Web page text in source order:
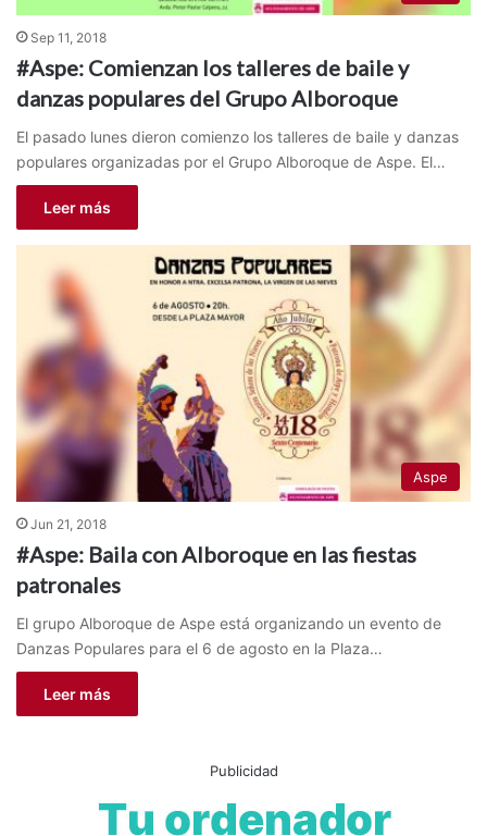
Sep 11, 2018
#Aspe: Comienzan los talleres de baile y
danzas populares del Grupo Alboroque
El pasado lunes dieron comienzo los talleres de baile y danzas
populares organizadas por el Grupo Alboroque de Aspe. El…
Leer más
Aspe
Jun 21, 2018
#Aspe: Baila con Alboroque en las fiestas
patronales
El grupo Alboroque de Aspe está organizando un evento de
Danzas Populares para el 6 de agosto en la Plaza…
Leer más
Publicidad